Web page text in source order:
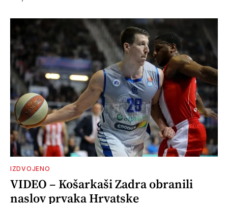
IZDVOJENO
VIDEO – Košarkaši Zadra obranili
naslov prvaka Hrvatske